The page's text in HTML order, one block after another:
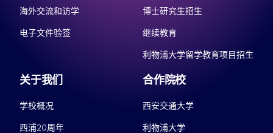
海外交流和访学
电子文件验签
博士研究生招生
继续教育
利物浦大学留学教育项目招生
关于我们
学校概况
西浦20周年
合作院校
西安交通大学
利物浦大学